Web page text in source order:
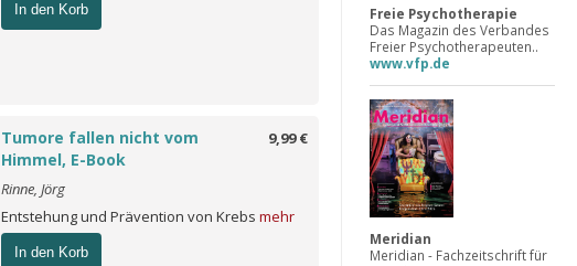
In den Korb
9,99 €
Tumore fallen nicht vom
Himmel, E-Book
Rinne, Jörg
Entstehung und Prävention von Krebs mehr
In den Korb
Freie Psychotherapie
Das Magazin des Verbandes
Freier Psychotherapeuten..
www.vfp.de
Meridian
Meridian - Fachzeitschrift für